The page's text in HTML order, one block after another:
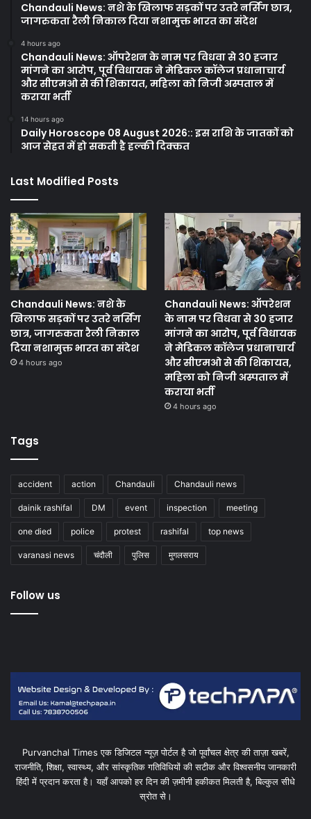
Chandauli News: नशे के खिलाफ सड़कों पर उतरे नर्सिंग छात्र,
जागरुकता रैली निकाल दिया नशामुक्त भारत का संदेश
4 hours ago
Chandauli News: ऑपरेशन के नाम पर विधवा से 30 हजार
मांगने का आरोप, पूर्व विधायक ने मेडिकल कॉलेज प्रधानाचार्य
और सीएमओ से की शिकायत, महिला को निजी अस्पताल में
कराया भर्ती
14 hours ago
Daily Horoscope 08 August 2026:: इस राशि के जातकों को
आज सेहत में हो सकती है हल्की दिक्कत
Last Modified Posts
Chandauli News: नशे के
खिलाफ सड़कों पर उतरे नर्सिंग
छात्र, जागरुकता रैली निकाल
दिया नशामुक्त भारत का संदेश
4 hours ago
Chandauli News: ऑपरेशन
के नाम पर विधवा से 30 हजार
मांगने का आरोप, पूर्व विधायक
ने मेडिकल कॉलेज प्रधानाचार्य
और सीएमओ से की शिकायत,
महिला को निजी अस्पताल में
कराया भर्ती
4 hours ago
Tags
accident action Chandauli Chandauli news
dainik rashifal DM event inspection meeting
one died police protest rashifal top news
varanasi news चंदौली पुलिस मुगलसराय
Follow us
Purvanchal Times एक डिजिटल न्यूज़ पोर्टल है जो पूर्वांचल क्षेत्र की ताज़ा खबरें,
राजनीति, शिक्षा, स्वास्थ्य, और सांस्कृतिक गतिविधियों की सटीक और विश्वसनीय जानकारी
हिंदी में प्रदान करता है। यहाँ आपको हर दिन की ज़मीनी हकीकत मिलती है, बिल्कुल सीधे
स्रोत से।